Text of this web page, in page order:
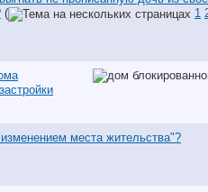
( 1
места жительства"?